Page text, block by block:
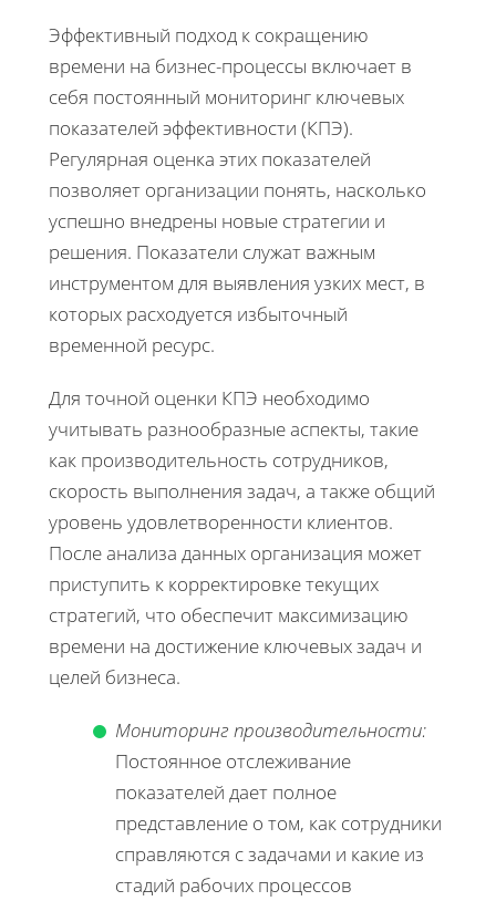
Эффективный подход к сокращению
времени на бизнес-процессы включает в
себя постоянный мониторинг ключевых
показателей эффективности (КПЭ).
Регулярная оценка этих показателей
позволяет организации понять, насколько
успешно внедрены новые стратегии и
решения. Показатели служат важным
инструментом для выявления узких мест, в
которых расходуется избыточный
временной ресурс.
Для точной оценки КПЭ необходимо
учитывать разнообразные аспекты, такие
как производительность сотрудников,
скорость выполнения задач, а также общий
уровень удовлетворенности клиентов.
После анализа данных организация может
приступить к корректировке текущих
стратегий, что обеспечит максимизацию
времени на достижение ключевых задач и
целей бизнеса.
Мониторинг производительности:
Постоянное отслеживание
показателей дает полное
представление о том, как сотрудники
справляются с задачами и какие из
стадий рабочих процессов